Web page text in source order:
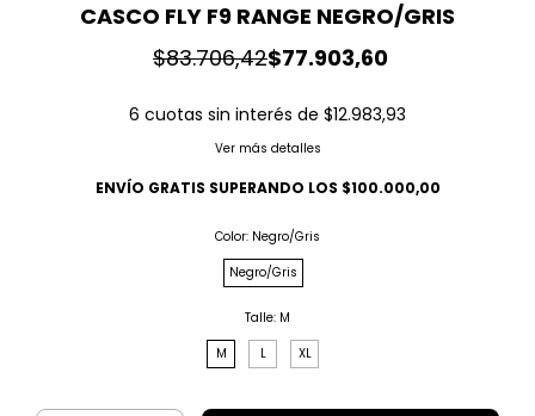
CASCO FLY F9 RANGE NEGRO/GRIS
$77.903,60
$83.706,42
6 cuotas sin interés de $12.983,93
Ver más detalles
ENVÍO GRATIS SUPERANDO LOS $100.000,00
Color: Negro/Gris
Negro/Gris
Talle: M
M
L XL